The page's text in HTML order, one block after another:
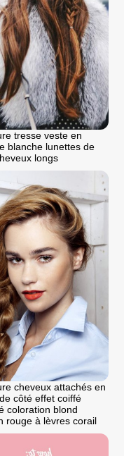
tresse veste en
blanche lunettes de
longs
cheveux attachés en
côté effet coiffé
coloration blond
rouge à lèvres corail